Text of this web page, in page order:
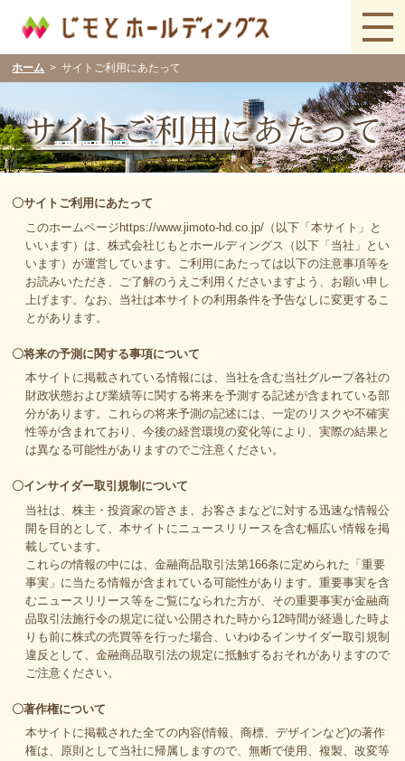
ホーム サイトご利用にあたって
〇サイトご利用にあたって
このホームページhttps://www.jimoto-hd.co.jp/（以下「本サイト」と
いいます）は、株式会社じもとホールディングス（以下「当社」とい
います）が運営しています。ご利用にあたっては以下の注意事項等を
お読みいただき、ご了解のうえご利用くださいますよう、お願い申し
上げます。なお、当社は本サイトの利用条件を予告なしに変更するこ
とがあります。
〇将来の予測に関する事項について
本サイトに掲載されている情報には、当社を含む当社グループ各社の
財政状態および業績等に関する将来を予測する記述が含まれている部
分があります。これらの将来予測の記述には、一定のリスクや不確実
性等が含まれており、今後の経営環境の変化等により、実際の結果と
は異なる可能性がありますのでご注意ください。
〇インサイダー取引規制について
当社は、株主・投資家の皆さま、お客さまなどに対する迅速な情報公
開を目的として、本サイトにニュースリリースを含む幅広い情報を掲
載しています。
これらの情報の中には、金融商品取引法第166条に定められた「重要
事実」に当たる情報が含まれている可能性があります。重要事実を含
むニュースリリース等をご覧になられた方が、その重要事実が金融商
品取引法施行令の規定に従い公開された時から12時間が経過した時よ
りも前に株式の売買等を行った場合、いわゆるインサイダー取引規制
違反として、金融商品取引法の規定に抵触するおそれがありますので
ご注意ください。
〇著作権について
本サイトに掲載された全ての内容(情報、商標、デザインなど)の著作
権は、原則として当社に帰属しますので、無断で使用、複製、改変等